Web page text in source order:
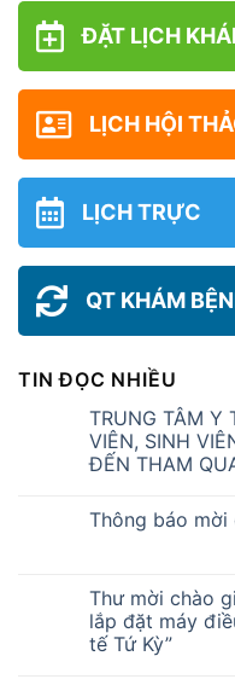
ĐẶT LỊCH
LỊCH HỘI
LỊCH TRỰC
QT KHÁM
TIN ĐỌC NHIỀU
TRUNG TÂM Y
VIÊN, SINH
ĐẾN THAM
Thông báo mời
Thư mời chào
lắp đặt máy
tế Tứ Kỳ”